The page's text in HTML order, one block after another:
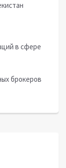
в сфере
брокеров